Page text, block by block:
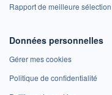
Rapport de meilleure
Données personnelles
Gérer mes cookies
Politique de confidentialité